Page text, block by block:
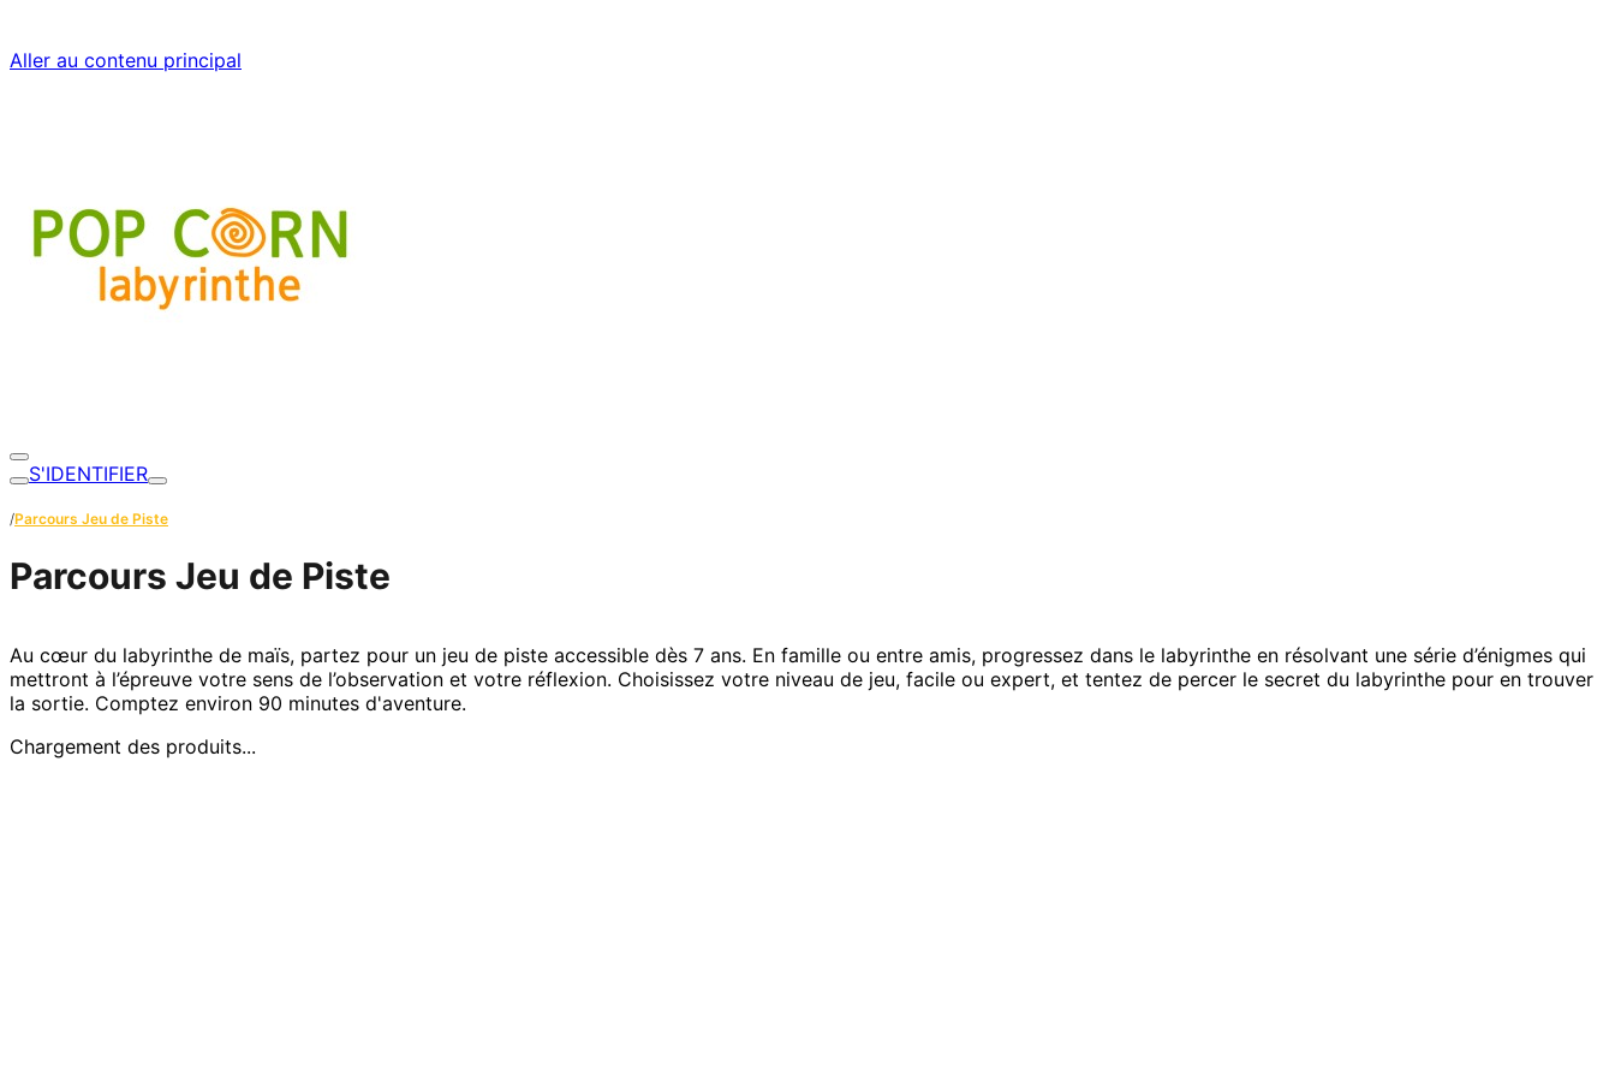
Aller au contenu principal
S'IDENTIFIER
/Parcours Jeu de Piste
Parcours Jeu de Piste
Au cœur du labyrinthe de maïs, partez pour un jeu de piste accessible dès 7 ans. En famille ou entre amis, progressez dans le labyrinthe en résolvant une série d’énigmes qui
mettront à l’épreuve votre sens de l’observation et votre réflexion. Choisissez votre niveau de jeu, facile ou expert, et tentez de percer le secret du labyrinthe pour en trouver
la sortie. Comptez environ 90 minutes d'aventure.
Chargement des produits...